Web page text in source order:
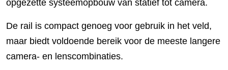
opgezette systeemopbouw van statief tot camera.
De rail is compact genoeg voor gebruik in het veld,
maar biedt voldoende bereik voor de meeste langere
camera- en lenscombinaties.